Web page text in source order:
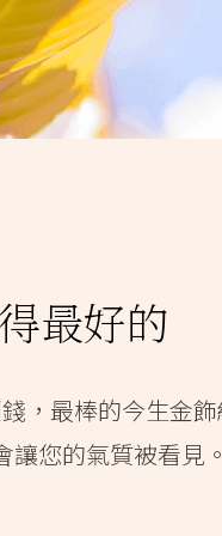
最好的
，最棒的今生金
讓您的氣質被看見